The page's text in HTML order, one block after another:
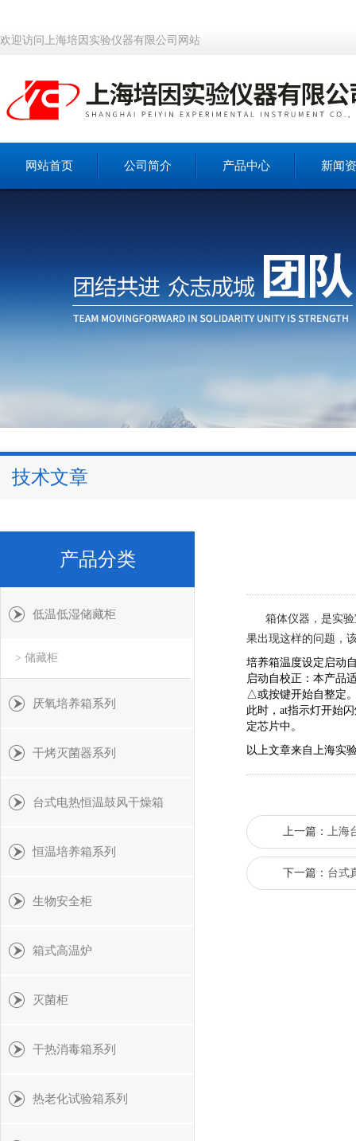
欢迎访问上海培因实验仪器有限公司网站
网站首页 公司简介 产品中心 新闻
技术文章
箱体仪器，是实
果出现这样的问题，
培养箱温度设定启动
启动自校正：本产品
△或按键开始自整定
此时，at指示灯开始
定芯片中。
以上文章来自上海实
上一篇： 上海
下一篇： 台式
产品分类
低温低湿储藏柜
> 储藏柜
厌氧培养箱系列
干烤灭菌器系列
台式电热恒温鼓风干燥箱
恒温培养箱系列
生物安全柜
箱式高温炉
灭菌柜
干热消毒箱系列
热老化试验箱系列